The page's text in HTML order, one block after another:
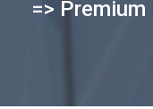
=>